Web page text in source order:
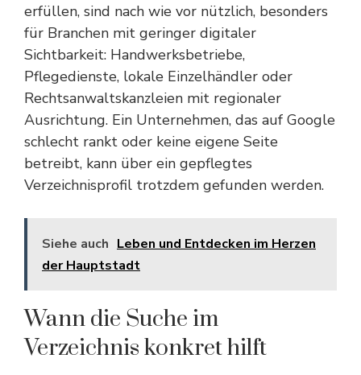
erfüllen, sind nach wie vor nützlich, besonders
für Branchen mit geringer digitaler
Sichtbarkeit: Handwerksbetriebe,
Pflegedienste, lokale Einzelhändler oder
Rechtsanwaltskanzleien mit regionaler
Ausrichtung. Ein Unternehmen, das auf Google
schlecht rankt oder keine eigene Seite
betreibt, kann über ein gepflegtes
Verzeichnisprofil trotzdem gefunden werden.
Siehe auch Leben und Entdecken im Herzen
der Hauptstadt
Wann die Suche im
Verzeichnis konkret hilft